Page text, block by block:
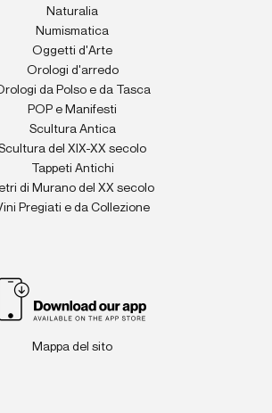
Naturalia
Numismatica
Oggetti d'Arte
Orologi d'arredo
da Polso e da Tasca
POP e Manifesti
Scultura Antica
del XIX-XX secolo
Tappeti Antichi
di Murano del XX secolo
Pregiati e da Collezione
Mappa del sito